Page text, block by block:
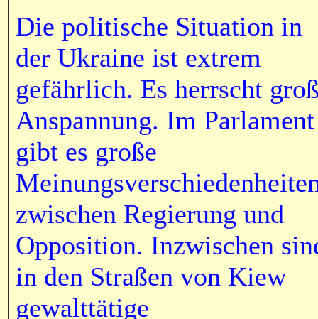
Die politische Situation in
der Ukraine ist extrem
gefährlich. Es herrscht
Anspannung. Im Parlament
gibt es große
zwischen Regierung und
Opposition. Inzwischen
in den Straßen von Kiew
gewalttätige